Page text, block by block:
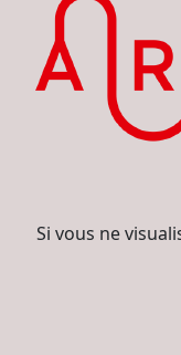
Si vous ne